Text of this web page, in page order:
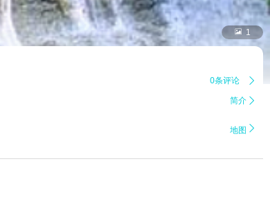
 1
0条评论 
简介 
地图 